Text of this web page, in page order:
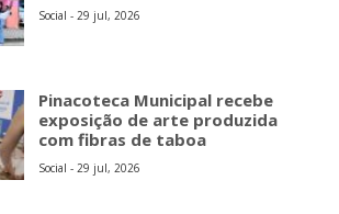
Social - 29 jul, 2026
Pinacoteca Municipal recebe
exposição de arte produzida
com fibras de taboa
Social - 29 jul, 2026